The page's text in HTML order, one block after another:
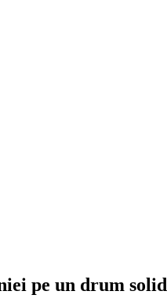
pe un drum solid